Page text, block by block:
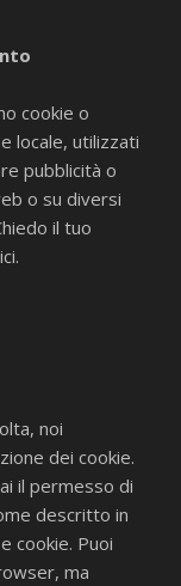
cookie o
locale, utilizzati
pubblicità o
o su diversi
il tuo
noi
dei cookie.
il permesso di
descritto in
cookie. Puoi
ma